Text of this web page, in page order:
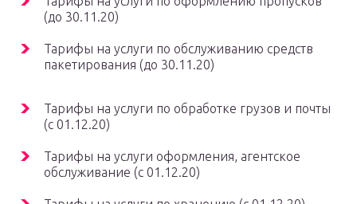
(до 30.11.20)
Тарифы на услуги по обслуживанию средств
пакетирования (до 30.11.20)
Тарифы на услуги по обработке грузов и почты
(с 01.12.20)
Тарифы на услуги оформления, агентское
обслуживание (с 01.12.20)